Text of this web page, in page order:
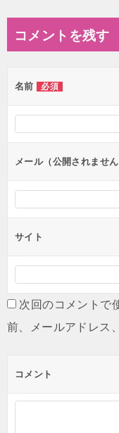
ビ
ー
シ
ン
コメントを残す
名前 必須
メール（公開されません
サイト
次回のコメントで
前、メールアドレス
コメント